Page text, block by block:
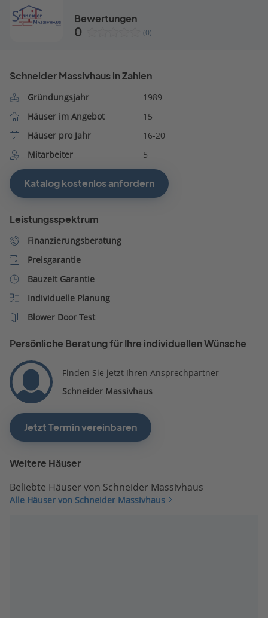
Bewertungen
0 (0)
Schneider Massivhaus in Zahlen
Gründungsjahr
1989
Häuser im Angebot
15
Häuser pro Jahr
16-20
Mitarbeiter
5
Katalog kostenlos anfordern
Leistungsspektrum
Finanzierungsberatung
Preisgarantie
Bauzeit Garantie
Individuelle Planung
Blower Door Test
Persönliche Beratung für Ihre individuellen Wünsche
Finden Sie jetzt Ihren Ansprechpartner
Schneider Massivhaus
Jetzt Termin vereinbaren
Weitere Häuser
Beliebte Häuser von Schneider Massivhaus
Alle Häuser von Schneider Massivhaus